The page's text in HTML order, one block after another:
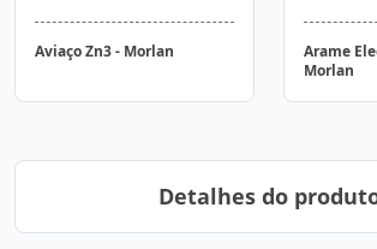
Aviaço Zn3 - Morlan
Arame
Morlan
Detalhes do